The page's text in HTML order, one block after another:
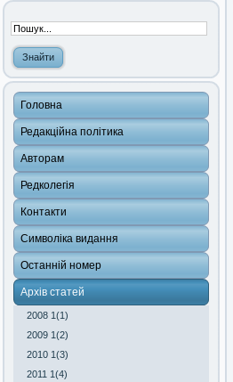
Головна
Редакційна політика
Авторам
Редколегія
Контакти
Символіка видання
Останній номер
Архів статей
2008 1(1)
2009 1(2)
2010 1(3)
2011 1(4)